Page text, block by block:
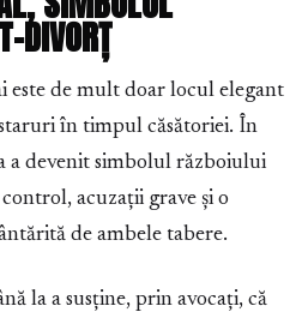
DIVORȚ
este de mult doar locul elegant
în timpul căsătoriei. În
a devenit simbolul războiului
acuzații grave și o
de ambele tabere.
la a susține, prin avocați, că